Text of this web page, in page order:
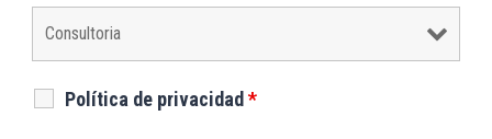
Política de privacidad *